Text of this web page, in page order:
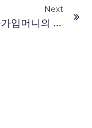
Next
신규가입머니의 종류와 특징 4